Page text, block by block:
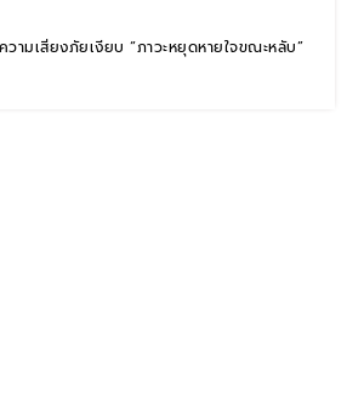
วามเสี่ยงภัยเงียบ “ภาวะหยุดหายใจขณะหลับ”